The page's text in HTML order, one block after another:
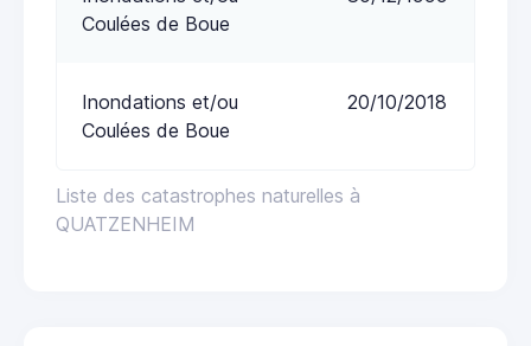
Liste des catastrophes naturelles à
QUATZENHEIM
Coulées de Boue
Inondations et/ou
Coulées de Boue
20/10/2018